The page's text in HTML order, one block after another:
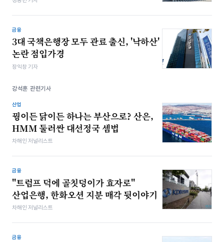
금융
3대 국책은행장 모두 관료 출신, '낙하산'
논란 점입가경
장익창 기자
강석훈 관련기사
산업
꿩이든 닭이든 하나는 부산으로? 산은,
HMM 둘러싼 대선정국 셈법
차해인 저널리스트
금융
"트럼프 덕에 골칫덩이가 효자로"
산업은행, 한화오션 지분 매각 뒷이야기
차해인 저널리스트
금융